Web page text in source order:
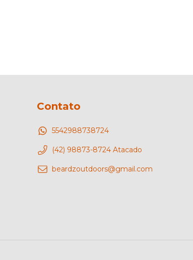
Contato
5542988738724
(42) 98873-8724 Atacado
beardzoutdoors@gmail.com